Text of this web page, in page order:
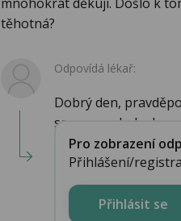
těhotná?
Odpovídá lékař:
Dobrý den,
sama nesahala do
Pro zobrazení
Přihlášení/
Přihlásit se